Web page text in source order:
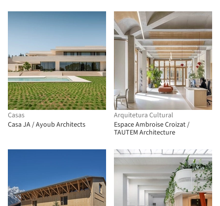
Casas
Casa JA / Ayoub Architects
Arquitetura Cultural
Espace Ambroise Croizat /
TAUTEM Architecture